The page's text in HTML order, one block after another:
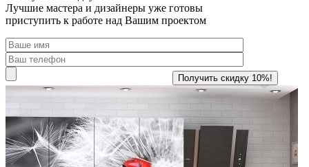
Лучшие мастера и дизайнеры уже готовы
приступить к работе над Вашим проектом